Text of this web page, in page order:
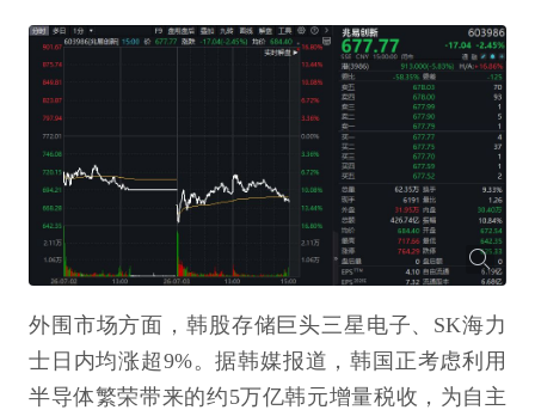
外围市场方面，韩股存储巨头三星电子、SK海力
士日内均涨超9%。据韩媒报道，韩国正考虑利用
半导体繁荣带来的约5万亿韩元增量税收，为自主